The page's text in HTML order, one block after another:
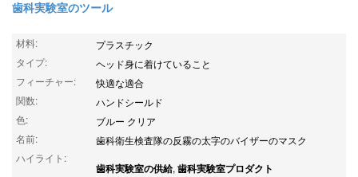
歯科実験室のツール
材料:
プラスチック
タイプ:
ヘッド身に着けていること
フィーチャー:
快適な適合
関数:
ハンドシールド
色:
ブルー クリア
名前:
歯科衛生検査隊の反霧の太字のバイザーのマスク
ハイライト:
歯科実験室の供給, 歯科実験室プロダクト